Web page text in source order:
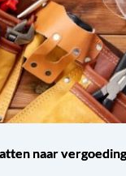
naar